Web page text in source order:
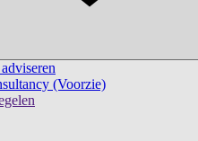
(Voorzie)